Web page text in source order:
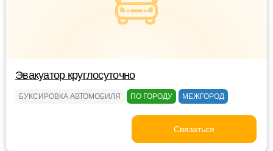
Эвакуатор круглосуточно
БУКСИРОВКА АВТОМОБИЛЯ ПО ГОРОДУ МЕЖГОРОД
Связаться